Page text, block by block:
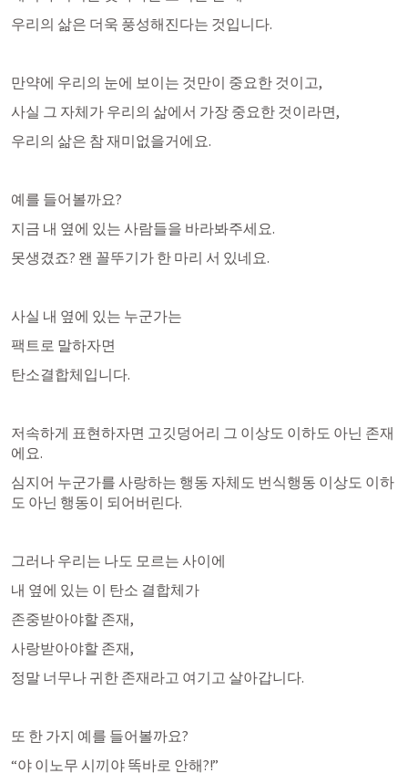
우리의 삶은 더욱 풍성해진다는 것입니다.
만약에 우리의 눈에 보이는 것만이 중요한 것이고,
사실 그 자체가 우리의 삶에서 가장 중요한 것이라면,
우리의 삶은 참 재미없을거에요.
예를 들어볼까요?
지금 내 옆에 있는 사람들을 바라봐주세요.
못생겼죠? 왠 꼴뚜기가 한 마리 서 있네요.
사실 내 옆에 있는 누군가는
팩트로 말하자면
탄소결합체입니다.
저속하게 표현하자면 고깃덩어리 그 이상도 이하도 아닌 존재
에요.
심지어 누군가를 사랑하는 행동 자체도 번식행동 이상도 이하
도 아닌 행동이 되어버린다.
그러나 우리는 나도 모르는 사이에
내 옆에 있는 이 탄소 결합체가
존중받아야할 존재,
사랑받아야할 존재,
정말 너무나 귀한 존재라고 여기고 살아갑니다.
또 한 가지 예를 들어볼까요?
“야 이노무 시끼야 똑바로 안해?!”